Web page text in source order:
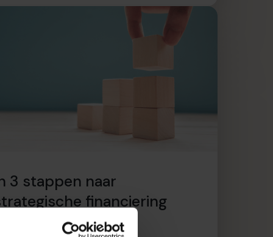
3 stappen naar
financiering